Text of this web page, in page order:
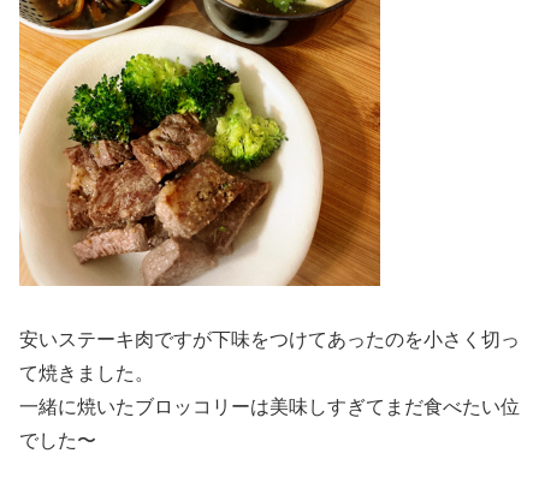
安いステーキ肉ですが下味をつけてあったのを小さく切っ
て焼きました。
一緒に焼いたブロッコリーは美味しすぎてまだ食べたい位
でした〜